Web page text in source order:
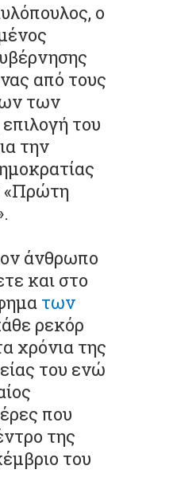
ο
από τους
των
του
την
«Πρώτη
άνθρωπο
και στο
των
ρεκόρ
χρόνια της
του ενώ
που
της
του